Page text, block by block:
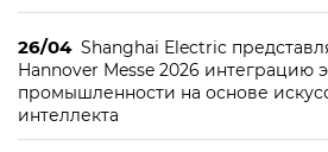
26/04 Shanghai Electric
Hannover Messe 2026 интеграцию
промышленности на основе
интеллекта